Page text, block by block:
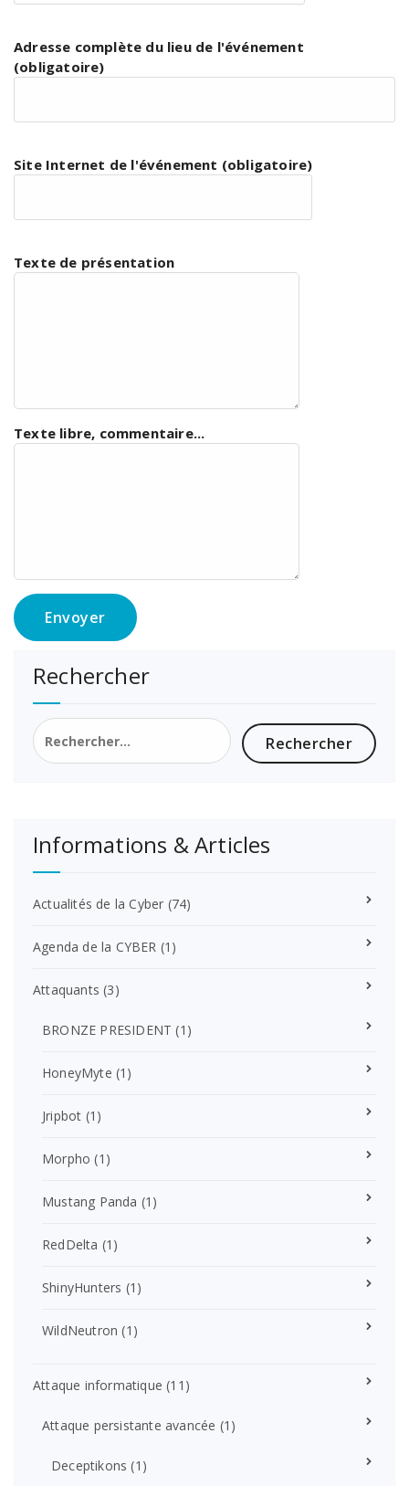
Adresse complète du lieu de l'événement
(obligatoire)
Site Internet de l'événement (obligatoire)
Texte de présentation
Texte libre, commentaire...
Rechercher
Rechercher :
Informations & Articles
Actualités de la Cyber (74)
Agenda de la CYBER (1)
Attaquants (3)
BRONZE PRESIDENT (1)
HoneyMyte (1)
Jripbot (1)
Morpho (1)
Mustang Panda (1)
RedDelta (1)
ShinyHunters (1)
WildNeutron (1)
Attaque informatique (11)
Attaque persistante avancée (1)
Deceptikons (1)